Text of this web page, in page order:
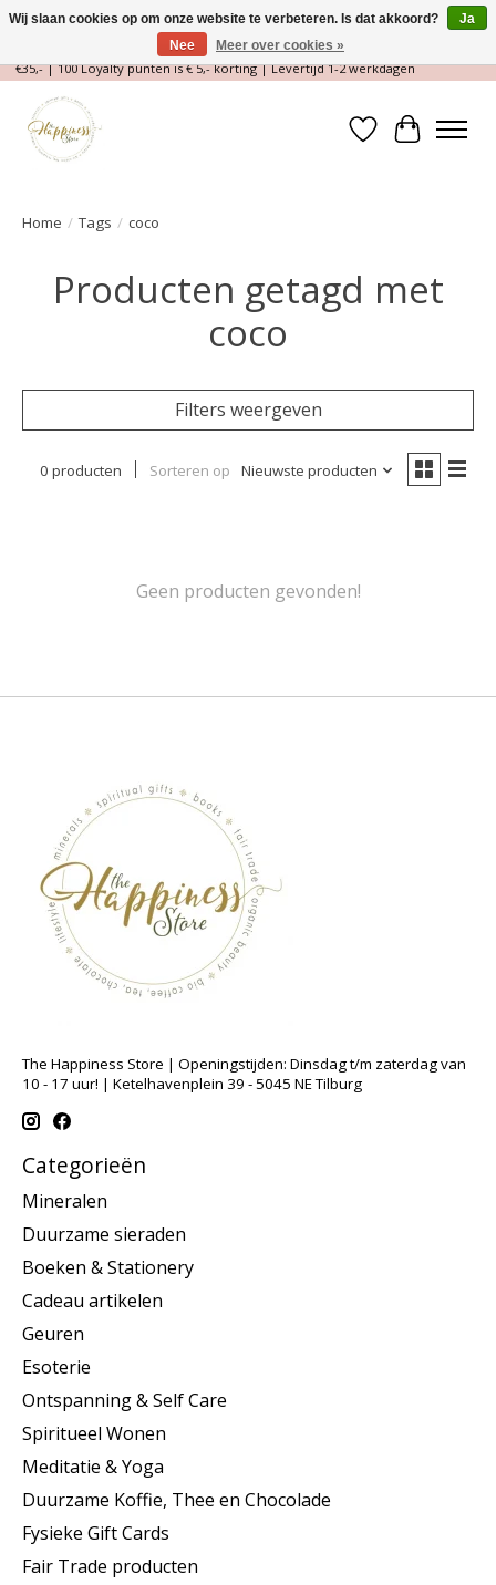
Magische Conceptstore, Edelstenen & Spirituele winkel | Gratis verzending >
€35,- | 100 Loyalty punten is € 5,- korting | Levertijd 1-2 werkdagen
Verlanglijst
Home / Tags / coco
Producten getagd met
coco
Filters weergeven
0 producten Sorteren op Nieuwste producten
Geen producten gevonden!
The Happiness Store | Openingstijden: Dinsdag t/m zaterdag van
10 - 17 uur! | Ketelhavenplein 39 - 5045 NE Tilburg
Categorieën
Mineralen
Duurzame sieraden
Boeken & Stationery
Cadeau artikelen
Geuren
Esoterie
Ontspanning & Self Care
Spiritueel Wonen
Meditatie & Yoga
Duurzame Koffie, Thee en Chocolade
Fysieke Gift Cards
Fair Trade producten
Wij slaan cookies op om onze website te verbeteren. Is dat akkoord?
Ja
Nee
Meer over cookies »